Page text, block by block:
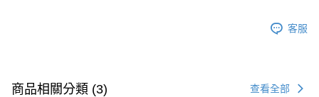
客服
商品相關分類 (3) 查看全部